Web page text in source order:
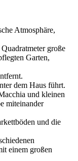
Atmosphäre,
große
Garten,
dem Haus führt.
und kleinen
miteinander
und die
einem großen